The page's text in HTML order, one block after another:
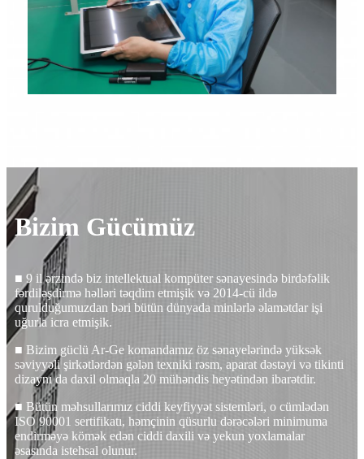
Bizim Gücümüz
■ 9 il ərzində biz intellektual kompüter sənayesində birdəfəlik
fərdiləşdirmə həlləri təqdim etmişik və 2014-cü ildə
qurulduğumuzdan bəri bütün dünyada minlərlə əlamətdar işi
uğurla icra etmişik.
■ Bizim güclü Ar-Ge komandamız öz sənayelərində yüksək
səviyyəli şirkətlərdən gələn texniki rəsm, aparat dəstəyi və tikinti
dizaynı da daxil olmaqla 20 mühəndis heyətindən ibarətdir.
■ Bütün məhsullarımız ciddi keyfiyyət sistemləri, o cümlədən
ISO 90001 sertifikatı, həmçinin qüsurlu dərəcələri minimuma
endirməyə kömək edən ciddi daxili və yekun yoxlamalar
əsasında istehsal olunur.